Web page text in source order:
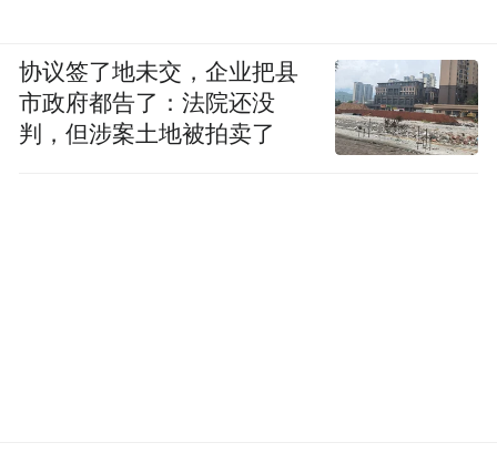
协议签了地未交，企业把县
市政府都告了：法院还没
判，但涉案土地被拍卖了